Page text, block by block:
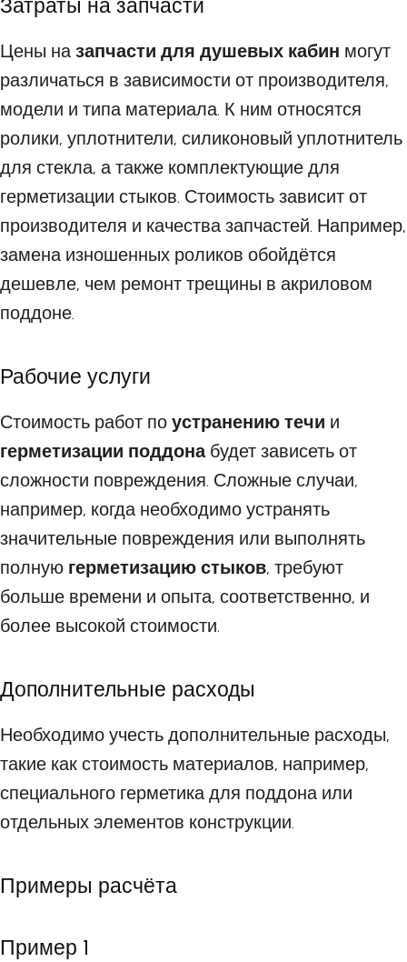
Затраты на запчасти
Цены назапчасти для душевых кабин могут
различаться в зависимости от производителя,
модели и типа материала. К ним относятся
ролики, уплотнители, силиконовый уплотнитель
для стекла, а также комплектующие для
герметизации стыков. Стоимость зависит от
производителя и качества запчастей. Например,
замена изношенных роликов обойдётся
дешевле, чем ремонт трещины в акриловом
поддоне.
Рабочие услуги
Стоимость работ по устранению течи и
герметизации поддонабудет зависеть от
сложности повреждения. Сложные случаи,
например, когда необходимо устранять
значительные повреждения или выполнять
полную герметизацию стыков, требуют
больше времени и опыта, соответственно, и
более высокой стоимости.
Дополнительные расходы
Необходимо учесть дополнительные расходы,
такие как стоимость материалов, например,
специального герметика для поддона или
отдельных элементов конструкции.
Примеры расчёта
Пример 1